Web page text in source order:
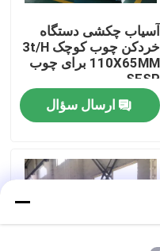
آسیاب چکشی دستگاه
خردکن چوب کوچک 3t/H
110X65MM برای چوب
SFSP
ارسال سؤال